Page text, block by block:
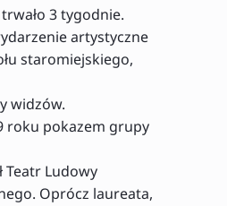
3 tygodnie.
artystyczne
staromiejskiego,
widzów.
roku pokazem grupy
Teatr Ludowy
Oprócz laureata,